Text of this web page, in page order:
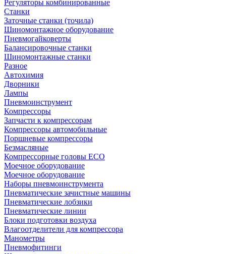
Регуляторы комбинированные
Станки
Заточные станки (точила)
Шиномонтажное оборудование
Пневмогайковерты
Балансировочные станки
Шиномонтажные станки
Разное
Автохимия
Дворники
Лампы
Пневмоинструмент
Компрессоры
Запчасти к компрессорам
Компрессоры автомобильные
Поршневые компрессоры
Безмасляные
Компрессорные головы ECO
Моечное оборудование
Моечное оборудование
Наборы пневмоинструмента
Пневматические зачистные машины
Пневматические лобзики
Пневматические линии
Блоки подготовки воздуха
Влагоотделители для компрессора
Манометры
Пневмофитинги